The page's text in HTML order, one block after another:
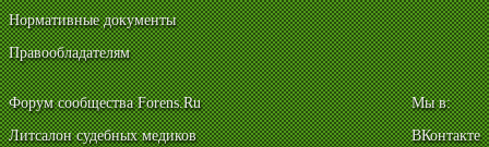
Нормативные документы
Правообладателям
Форум сообщества Forens.Ru
Литсалон судебных медиков
Мы в:
ВКонтакте